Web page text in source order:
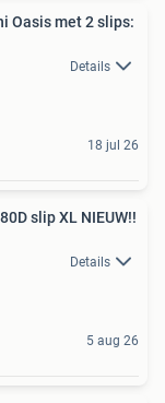
Oasis met 2 slips:
Details
18 jul 26
slip XL NIEUW!!
Details
5 aug 26